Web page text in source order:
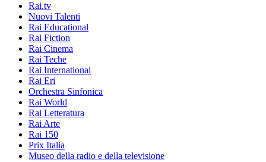
Rai.tv
Nuovi Talenti
Rai Educational
Rai Fiction
Rai Cinema
Rai Teche
Rai International
Rai Eri
Orchestra Sinfonica
Rai World
Rai Letteratura
Rai Arte
Rai 150
Prix Italia
Museo della radio e della televisione